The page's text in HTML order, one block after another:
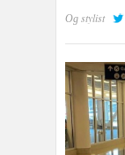
Одstylist